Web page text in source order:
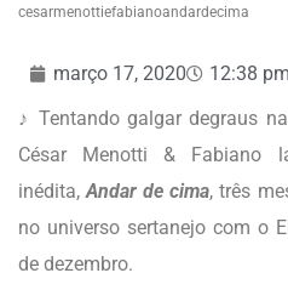
cesarmenottiefabianoandardecima
março 17, 2020
12:38 pm
♪ Tentando galgar degraus
César Menotti & Fabiano
inédita,Andar de cima, três
no universo sertanejo com o
de dezembro.